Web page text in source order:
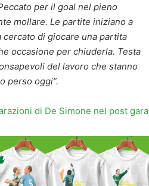
per il goal nel pieno
mollare. Le partite iniziano a
di giocare una partita
occasione per chiuderla. Testa
del lavoro che stanno
perso oggi”.
di De Simone nel post gara